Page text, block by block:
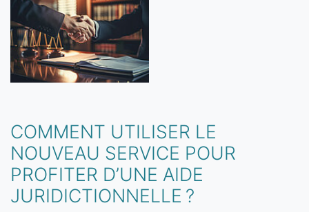
COMMENT UTILISER LE
NOUVEAU SERVICE POUR
PROFITER D’UNE AIDE
JURIDICTIONNELLE ?